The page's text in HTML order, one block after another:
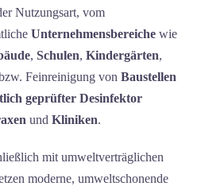
Nutzungsart, vom
Unternehmensbereiche wie
, Schulen, Kindergärten,
Feinreinigung von Baustellen
geprüfter Desinfektor
und Kliniken.
mit umweltverträglichen
moderne, umweltschonende